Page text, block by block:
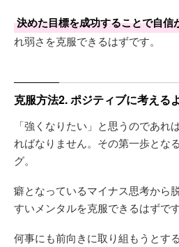
決めた目標を成功することで自信
れ弱さを克服できるはずです。
克服方法2. ポジティブに考える
「強くなりたい」と思うのであれ
ればなりません。その第一歩とな
グ。
癖となっているマイナス思考から
すいメンタルを克服できるはずです
何事にも前向きに取り組もうとす